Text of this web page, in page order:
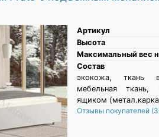
Артикул
Высота
Максимальный вес
Состав
экокожа, ткань
мебельная
ящиком
Отзывы покупателей